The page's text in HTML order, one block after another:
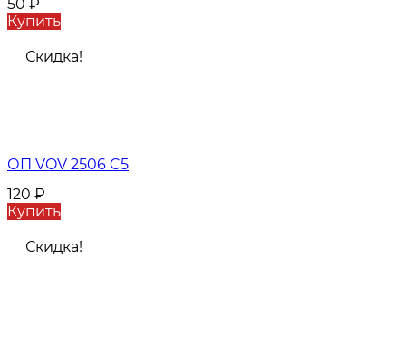
50 ₽
Купить
Скидка!
ОП VOV 2506 C5
120 ₽
Купить
Скидка!